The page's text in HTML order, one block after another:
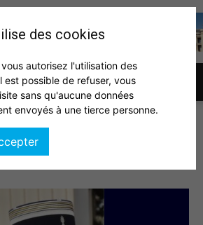
Association
auditeurs
des cookies
autorisez l'utilisation des
est possible de refuser, vous
sans qu'aucune données
envoyés à une tierce personne.